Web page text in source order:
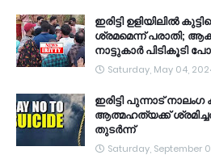
ഇരിട്ടി ഉളിയിലിൽ
ശ്രമമെന്ന് പരാതി;
നാട്ടുകാർ പിടികൂടി
Saturday, May 04,
ഇരിട്ടി പുന്നാട്
ആത്മഹത്യക്ക്
തുടർന്ന്
Saturday, September